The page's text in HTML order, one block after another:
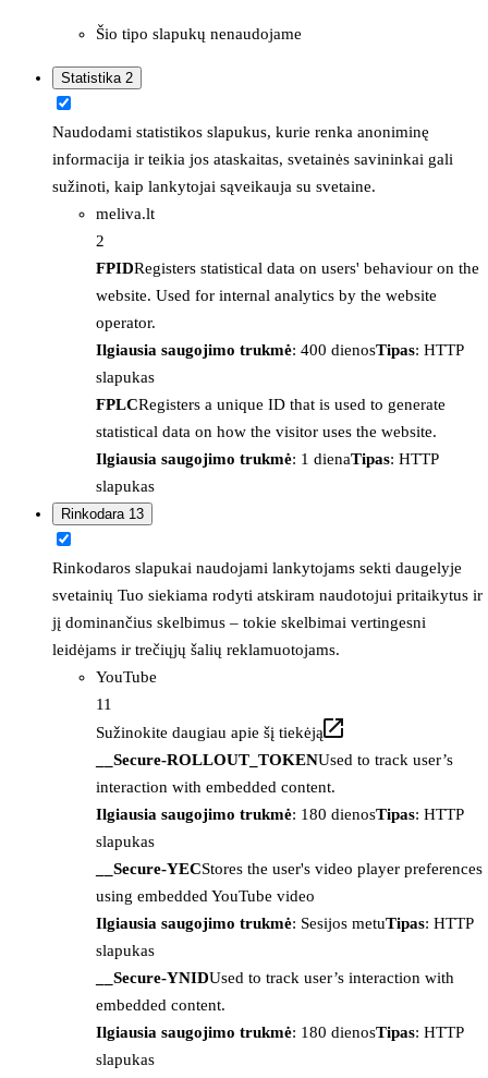
Šio tipo slapukų nenaudojame
Statistika 2
Naudodami statistikos slapukus, kurie renka anoniminę
informacija ir teikia jos ataskaitas, svetainės savininkai gali
sužinoti, kaip lankytojai sąveikauja su svetaine.
meliva.lt
2
FPIDRegisters statistical data on users' behaviour on the
website. Used for internal analytics by the website
operator.
Ilgiausia saugojimo trukmė: 400 dienosTipas: HTTP
slapukas
FPLCRegisters a unique ID that is used to generate
statistical data on how the visitor uses the website.
Ilgiausia saugojimo trukmė: 1 dienaTipas: HTTP
slapukas
Rinkodara 13
Rinkodaros slapukai naudojami lankytojams sekti daugelyje
svetainių Tuo siekiama rodyti atskiram naudotojui pritaikytus ir
jį dominančius skelbimus – tokie skelbimai vertingesni
leidėjams ir trečiųjų šalių reklamuotojams.
YouTube
11
Sužinokite daugiau apie šį tiekėją
__Secure-ROLLOUT_TOKENUsed to track user’s
interaction with embedded content.
Ilgiausia saugojimo trukmė: 180 dienosTipas: HTTP
slapukas
__Secure-YECStores the user's video player preferences
using embedded YouTube video
Ilgiausia saugojimo trukmė: Sesijos metuTipas: HTTP
slapukas
__Secure-YNIDUsed to track user’s interaction with
embedded content.
Ilgiausia saugojimo trukmė: 180 dienosTipas: HTTP
slapukas